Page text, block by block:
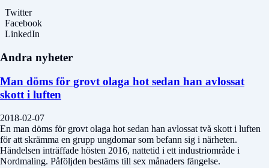
Twitter
Facebook
LinkedIn
Andra nyheter
Man döms för grovt olaga hot sedan han avlossat
skott i luften
2018-02-07
En man döms för grovt olaga hot sedan han avlossat två skott i luften
för att skrämma en grupp ungdomar som befann sig i närheten.
Händelsen inträffade hösten 2016, nattetid i ett industriområde i
Nordmaling. Påföljden bestäms till sex månaders fängelse.